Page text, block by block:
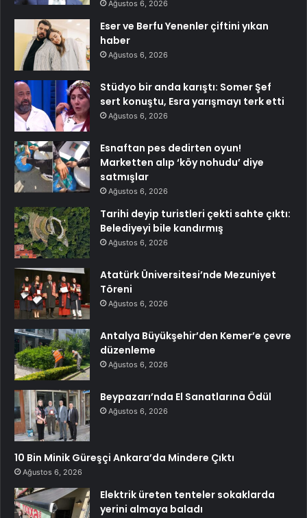
Ağustos 6, 2026
Eser ve Berfu Yenenler çiftini yıkan
haber
Ağustos 6, 2026
Stüdyo bir anda karıştı: Somer Şef
sert konuştu, Esra yarışmayı terk etti
Ağustos 6, 2026
Esnaftan pes dedirten oyun!
Marketten alıp ‘köy nohudu’ diye
satmışlar
Ağustos 6, 2026
Tarihi deyip turistleri çekti sahte çıktı:
Belediyeyi bile kandırmış
Ağustos 6, 2026
Atatürk Üniversitesi’nde Mezuniyet
Töreni
Ağustos 6, 2026
Antalya Büyükşehir’den Kemer’e çevre
düzenleme
Ağustos 6, 2026
Beypazarı’nda El Sanatlarına Ödül
Ağustos 6, 2026
10 Bin Minik Güreşçi Ankara’da Mindere Çıktı
Ağustos 6, 2026
Elektrik üreten tenteler sokaklarda
yerini almaya baladı